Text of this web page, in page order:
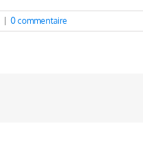
| 0 commentaire